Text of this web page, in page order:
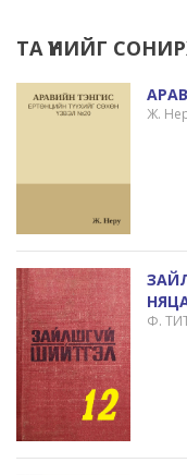
ТА ҮҮНИЙГ
Ж.
Ф.